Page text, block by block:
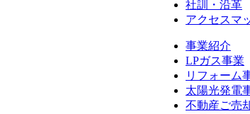
社訓・沿革
アクセスマ
事業紹介
LPガス事業
リフォーム
太陽光発電
不動産ご売